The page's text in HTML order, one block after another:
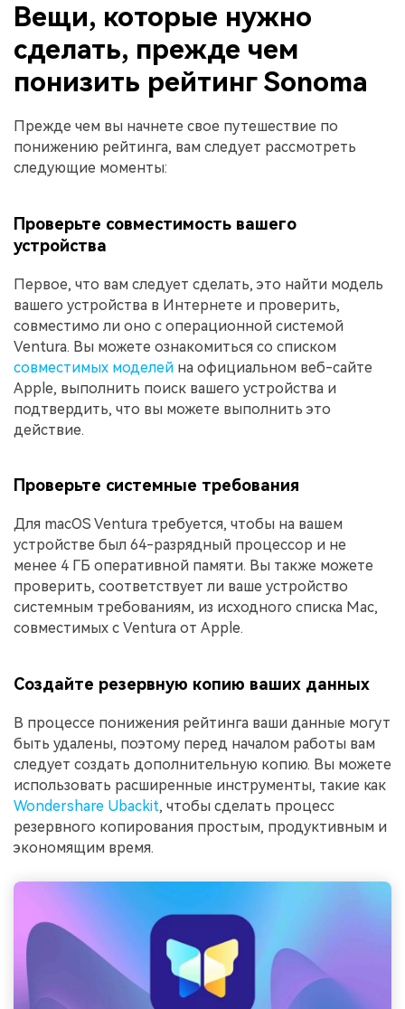
Вещи, которые нужно
сделать, прежде чем
понизить рейтинг Sonoma
Прежде чем вы начнете свое путешествие по
понижению рейтинга, вам следует рассмотреть
следующие моменты:
Проверьте совместимость вашего
устройства
Первое, что вам следует сделать, это найти модель
вашего устройства в Интернете и проверить,
совместимо ли оно с операционной системой
Ventura. Вы можете ознакомиться со списком
совместимых моделей на официальном веб-сайте
Apple, выполнить поиск вашего устройства и
подтвердить, что вы можете выполнить это
действие.
Проверьте системные требования
Для macOS Ventura требуется, чтобы на вашем
устройстве был 64-разрядный процессор и не
менее 4 ГБ оперативной памяти. Вы также можете
проверить, соответствует ли ваше устройство
системным требованиям, из исходного списка Mac,
совместимых с Ventura от Apple.
Создайте резервную копию ваших данных
В процессе понижения рейтинга ваши данные могут
быть удалены, поэтому перед началом работы вам
следует создать дополнительную копию. Вы можете
использовать расширенные инструменты, такие как
Wondershare Ubackit, чтобы сделать процесс
резервного копирования простым, продуктивным и
экономящим время.